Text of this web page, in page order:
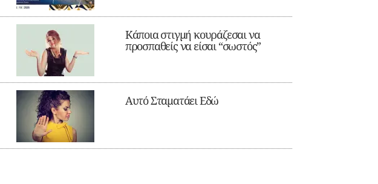
Κάποια στιγμή κουράζεσαι να
προσπαθείς να είσαι “σωστός”
Αυτό Σταματάει Εδώ